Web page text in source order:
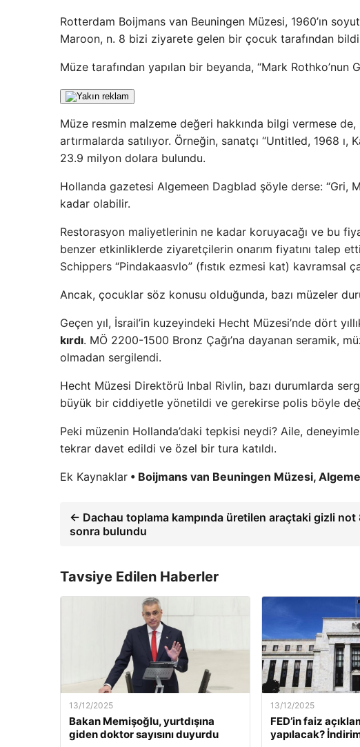
Rotterdam Boijmans van Beuningen Müzesi, 1960’ın
Maroon, n. 8 bizi ziyarete gelen bir çocuk tarafından
Müze tarafından yapılan bir beyanda, “Mark Rothko’nun
Müze resmin malzeme değeri hakkında bilgi vermese
artırmalarda satılıyor. Örneğin, sanatçı “Untitled, 1968
23.9 milyon dolara bulundu.
Hollanda gazetesi Algemeen Dagblad şöyle derse: “Gri,
kadar olabilir.
Restorasyon maliyetlerinin ne kadar koruyacağı ve bu
benzer etkinliklerde ziyaretçilerin onarım fiyatını talep
Schippers “Pindakaasvlo” (fıstık ezmesi kat) kavramsal
Ancak, çocuklar söz konusu olduğunda, bazı müzeler
Geçen yıl, İsrail’in kuzeyindeki Hecht Müzesi’nde dört
kırdı. MÖ 2200-1500 Bronz Çağı’na dayanan seramik,
olmadan sergilendi.
Hecht Müzesi Direktörü Inbal Rivlin, bazı durumlarda
büyük bir ciddiyetle yönetildi ve gerekirse polis böyle
Peki müzenin Hollanda’daki tepkisi neydi? Aile,
tekrar davet edildi ve özel bir tura katıldı.
Ek Kaynaklar • Boijmans van Beuningen Müzesi,
← Dachau toplama kampında üretilen araçtaki gizli not
sonra bulundu
Tavsiye Edilen Haberler
13/12/2025
Bakan Memişoğlu, yurtdışına
giden doktor sayısını duyurdu
13/12/2025
FED’in faiz
yapılacak?